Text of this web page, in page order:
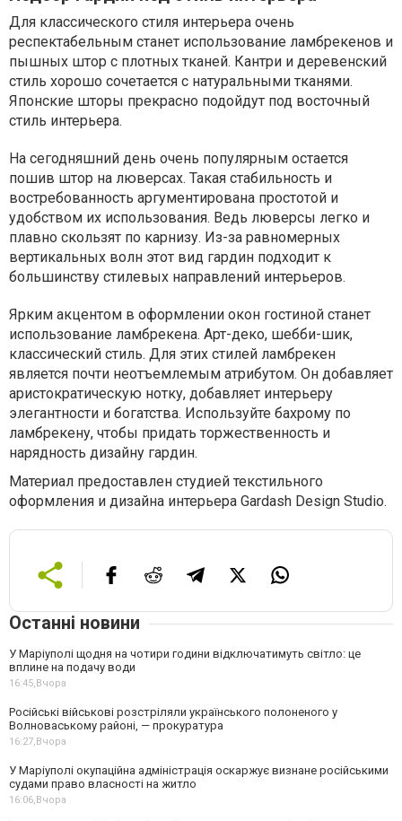
Для классического стиля интерьера очень
респектабельным станет использование ламбрекенов и
пышных штор с плотных тканей. Кантри и деревенский
стиль хорошо сочетается с натуральными тканями.
Японские шторы прекрасно подойдут под восточный
стиль интерьера.
На сегодняшний день очень популярным остается
пошив штор на люверсах. Такая стабильность и
востребованность аргументирована простотой и
удобством их использования. Ведь люверсы легко и
плавно скользят по карнизу. Из-за равномерных
вертикальных волн этот вид гардин подходит к
большинству стилевых направлений интерьеров.
Ярким акцентом в оформлении окон гостиной станет
использование ламбрекена. Арт-деко, шебби-шик,
классический стиль. Для этих стилей ламбрекен
является почти неотъемлемым атрибутом. Он добавляет
аристократическую нотку, добавляет интерьеру
элегантности и богатства. Используйте бахрому по
ламбрекену, чтобы придать торжественность и
нарядность дизайну гардин.
Материал предоставлен студией текстильного
оформления и дизайна интерьера Gardash Design Studio.
Останні новини
У Маріуполі щодня на чотири години відключатимуть світло: це
вплине на подачу води
16:45,Вчора
Російські військові розстріляли українського полоненого у
Волноваському районі, — прокуратура
16:27,Вчора
У Маріуполі окупаційна адміністрація оскаржує визнане російськими
судами право власності на житло
16:06,Вчора